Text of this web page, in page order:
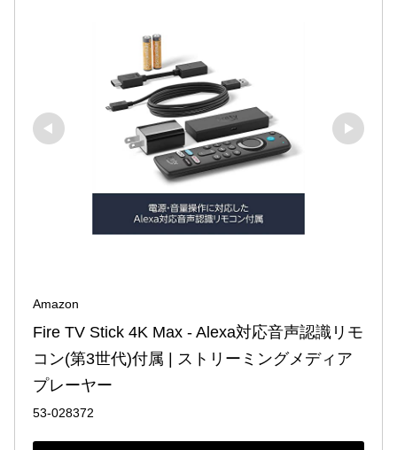
Amazon
Fire TV Stick 4K Max - Alexa対応音声認識リモ
コン(第3世代)付属 | ストリーミングメディア
プレーヤー
53-028372